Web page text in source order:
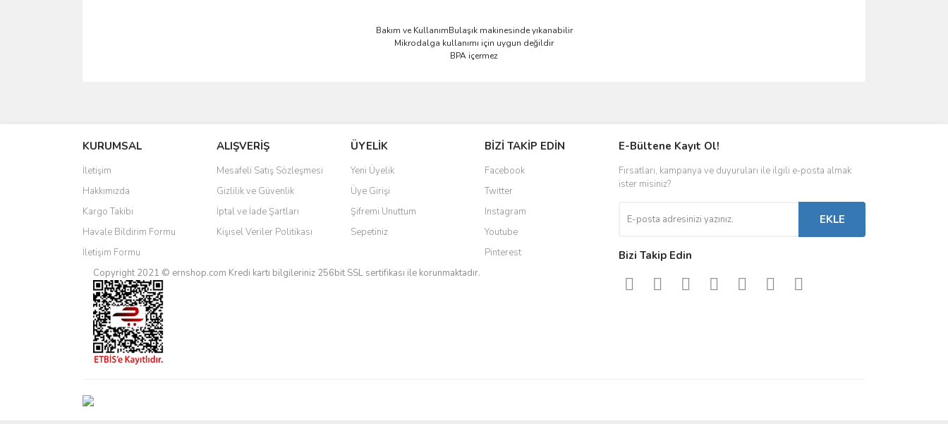
Bakım ve KullanımBulaşık makinesinde yıkanabilir
Mikrodalga kullanımı için uygun değildir
BPA içermez
Ürün resmi kalitesiz, bozuk veya görüntülenemiyor.
Ürün açıklamasında eksik bilgiler bulunuyor.
Ürün bilgilerinde hatalar bulunuyor.
Ürün fiyatı diğer sitelerden daha pahalı.
Bu ürüne benzer farklı alternatifler olmalı.
KURUMSAL
İletişim
Hakkımızda
Kargo Takibi
Havale Bildirim Formu
İletişim Formu
ALIŞVERİŞ
Mesafeli Satış Sözleşmesi
Gizlilik ve Güvenlik
İptal ve İade Şartları
Kişisel Veriler Politikası
ÜYELİK
Yeni Üyelik
Üye Girişi
Şifremi Unuttum
Sepetiniz
BİZİ TAKİP EDİN
Facebook
Twitter
Instagram
Youtube
Pinterest
Copyright 2021 © ernshop.com Kredi kartı bilgileriniz 256bit SSL sertifikası ile korunmaktadır.
E-Bültene Kayıt Ol!
Fırsatları, kampanya ve duyuruları ile ilgili e-posta almak
ister misiniz?
EKLE
Bizi Takip Edin